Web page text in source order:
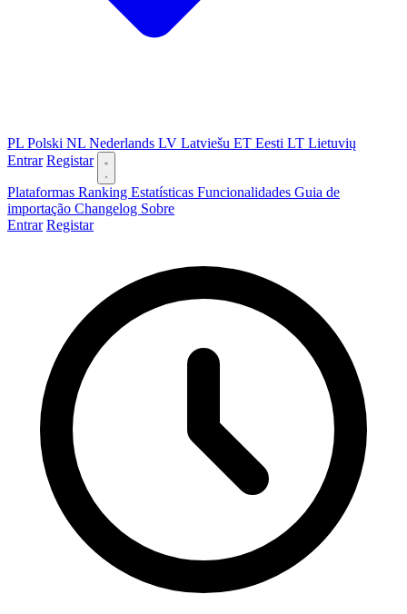
PL Polski NL Nederlands LV Latviešu ET Eesti LT Lietuvių
Entrar Registar
Plataformas Ranking Estatísticas Funcionalidades Guia de
importação Changelog Sobre
Entrar Registar